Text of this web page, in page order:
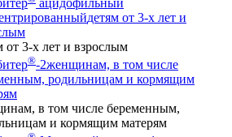
детям от 3-х лет и
от 3-х лет и взрослым
®-2женщинам, в том числе
родильницам и кормящим
в том числе беременным,
и кормящим матерям